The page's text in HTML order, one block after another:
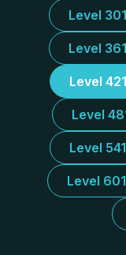
Level
Level
Level
Level
Level
Level